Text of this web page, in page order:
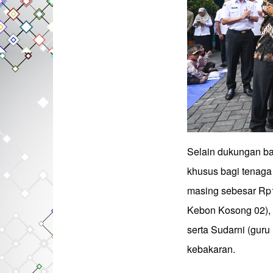
Selain dukungan
khusus bagi
masing sebesar
Kebon Kosong
serta Sudarni
kebakaran.